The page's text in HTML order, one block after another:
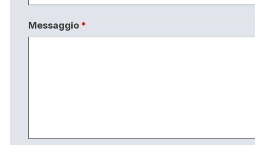
Messaggio *